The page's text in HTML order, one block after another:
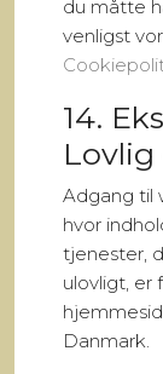
du måtte
venligst
14.
Lovlig
Adgang til
hvor
tjenester,
ulovligt, er
Danmark.